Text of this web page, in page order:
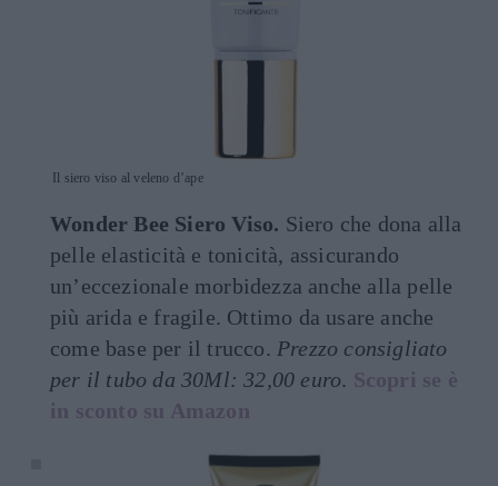
Il siero viso al veleno d’ape
Wonder Bee Siero Viso. Siero che dona alla
pelle elasticità e tonicità, assicurando
un’eccezionale morbidezza anche alla pelle
più arida e fragile. Ottimo da usare anche
come base per il trucco. Prezzo consigliato
per il tubo da 30Ml: 32,00 euro. Scopri se è
in sconto su Amazon